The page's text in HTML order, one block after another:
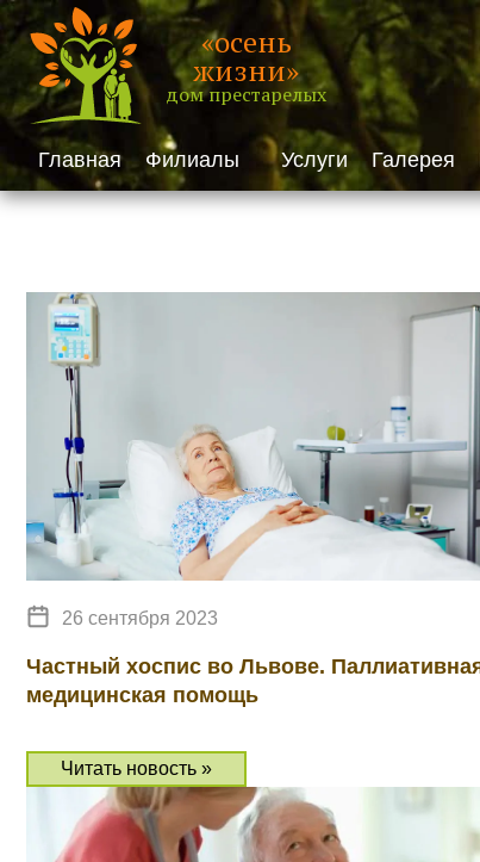
«осень
жизни»
дом престарелых
Главная Филиалы Услуги Галерея
26 сентября 2023
Частный хоспис во Львове.
медицинская помощь
Читать новость »